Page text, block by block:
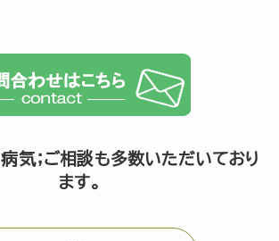
気；ご相談も多数いただいており
ます。